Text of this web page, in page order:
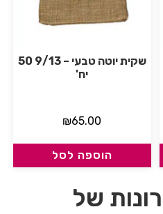
שקית יוטה טבעי – 9/13 50
יח'
₪65.00
הוספה לסל
של